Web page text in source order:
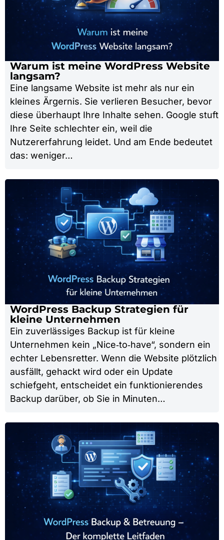
Warum ist meine WordPress Website
langsam?
Eine langsame Website ist mehr als nur ein
kleines Ärgernis. Sie verlieren Besucher, bevor
diese überhaupt Ihre Inhalte sehen. Google stuft
Ihre Seite schlechter ein, weil die
Nutzererfahrung leidet. Und am Ende bedeutet
das: weniger…
WordPress Backup Strategien für
kleine Unternehmen
Ein zuverlässiges Backup ist für kleine
Unternehmen kein „Nice‑to‑have“, sondern ein
echter Lebensretter. Wenn die Website plötzlich
ausfällt, gehackt wird oder ein Update
schiefgeht, entscheidet ein funktionierendes
Backup darüber, ob Sie in Minuten…